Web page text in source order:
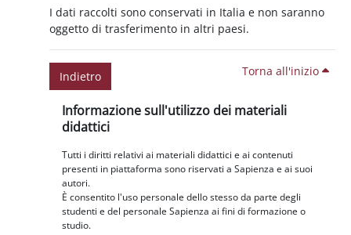
I dati raccolti sono conservati in Italia e non saranno
oggetto di trasferimento in altri paesi.
Indietro Torna all'inizio
Blocchi
Informazione sull'utilizzo dei materiali
didattici
Tutti i diritti relativi ai materiali didattici e ai contenuti
presenti in piattaforma sono riservati a Sapienza e ai suoi
autori.
È consentito l'uso personale dello stesso da parte degli
studenti e del personale Sapienza ai fini di formazione o
studio.